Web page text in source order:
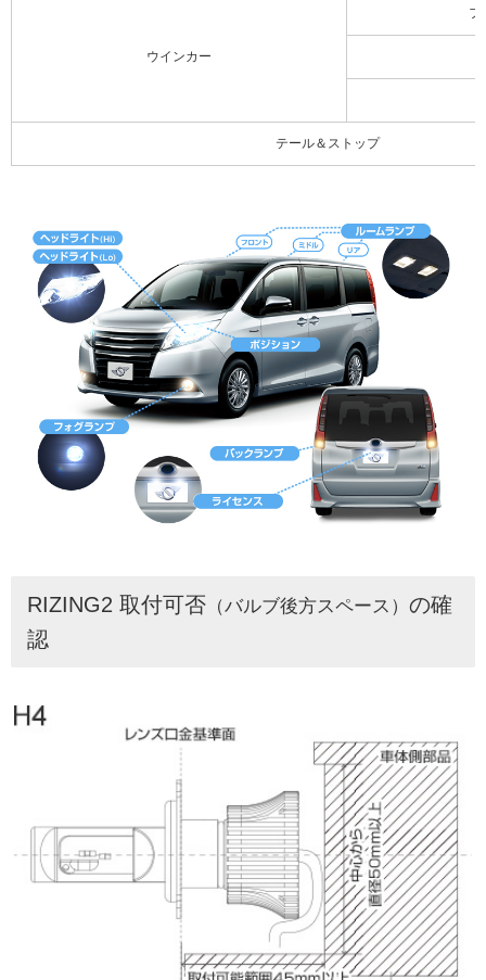
ウインカー
フ
テール＆ストップ
RIZING2 取付可否 （バルブ後方スペース） の確
認